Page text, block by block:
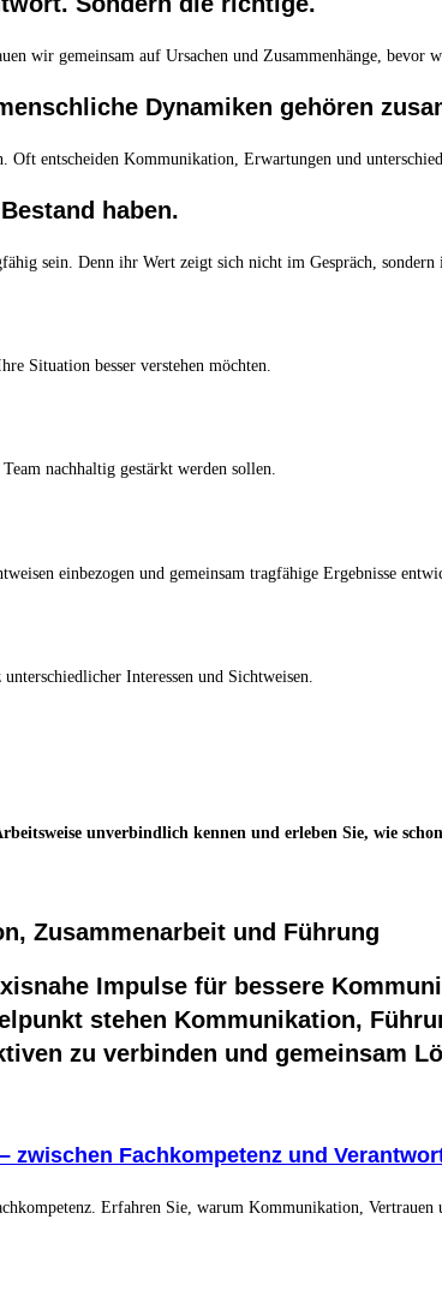
wir gemeinsam auf Ursachen und Zusammenhänge, bevor
Dynamiken gehören
Oft entscheiden Kommunikation, Erwartungen und
haben.
sein. Denn ihr Wert zeigt sich nicht im Gespräch, sondern
Situation besser verstehen möchten.
nachhaltig gestärkt werden sollen.
einbezogen und gemeinsam tragfähige Ergebnisse
Interessen und Sichtweisen.
unverbindlich kennen und erleben Sie, wie
Zusammenarbeit und Führung
Impulse für bessere
stehen Kommunikation,
zu verbinden und gemeinsam
zwischen Fachkompetenz und
Erfahren Sie, warum Kommunikation,